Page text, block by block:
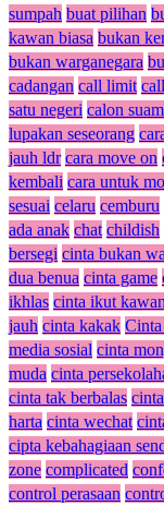
sumpah buat pilihan
kawan biasa bukan
bukan warganegara
cadangan call limit
satu negeri calon
lupakan seseorang
jauh ldr cara move on
kembali cara untuk
sesuai celaru cemburu
ada anak chat childish
bersegi cinta bukan
dua benua cinta game
ikhlas cinta ikut kawan
jauh cinta kakak
media sosial cinta
muda cinta
cinta tak berbalas
harta cinta wechat
cipta kebahagiaan
zone complicated
control perasaan